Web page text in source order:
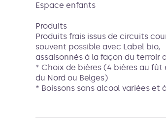
Espace enfants
Produits
Produits frais issus de circuits
souvent possible avec Label bio,
assaisonnés à la façon du terroir
* Choix de bières (4 bières au
du Nord ou Belges)
* Boissons sans alcool variées